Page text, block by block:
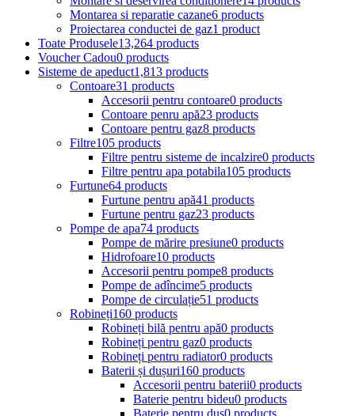
Montarea si reparatie cazane6 products
Proiectarea conductei de gaz1 product
Toate Produsele13,264 products
Voucher Cadou0 products
Sisteme de apeduct1,813 products
Contoare31 products
Accesorii pentru contoare0 products
Contoare penru apă23 products
Contoare pentru gaz8 products
Filtre105 products
Filtre pentru sisteme de incalzire0 products
Filtre pentru apa potabila105 products
Furtune64 products
Furtune pentru apă41 products
Furtune pentru gaz23 products
Pompe de apa74 products
Pompe de mărire presiune0 products
Hidrofoare10 products
Accesorii pentru pompe8 products
Pompe de adîncime5 products
Pompe de circulație51 products
Robineți160 products
Robineți bilă pentru apă0 products
Robineți pentru gaz0 products
Robineți pentru radiator0 products
Baterii și dușuri160 products
Accesorii pentru baterii0 products
Baterie pentru bideu0 products
Baterie pentru duș0 products